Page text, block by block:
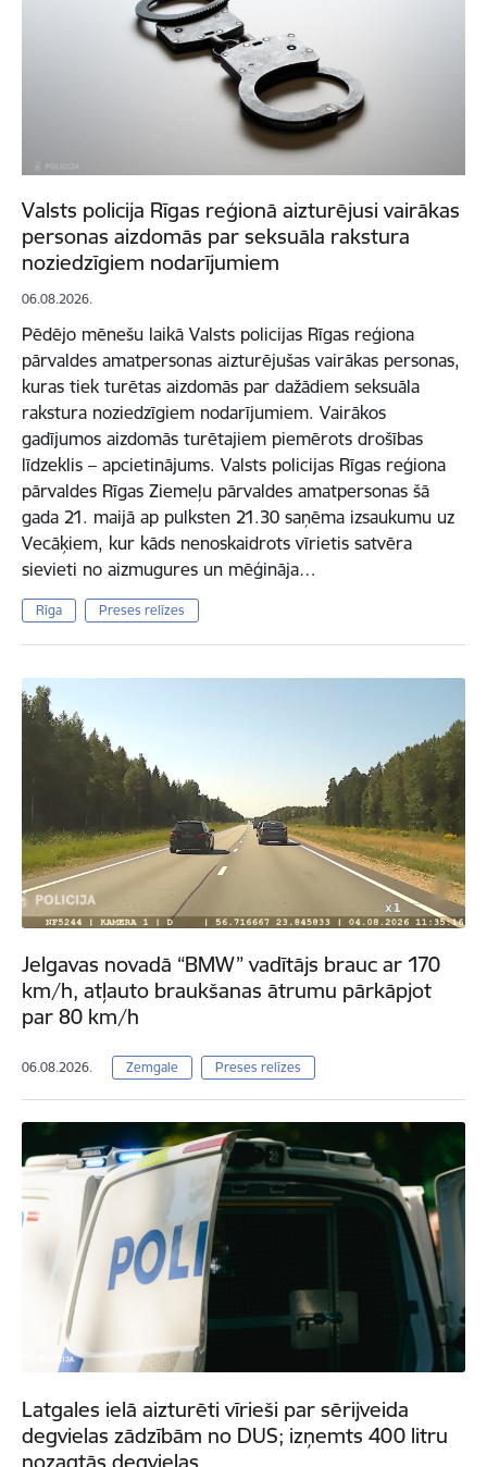
Valsts policija Rīgas reģionā aizturējusi vairākas
personas aizdomās par seksuāla rakstura
noziedzīgiem nodarījumiem
06.08.2026.
Pēdējo mēnešu laikā Valsts policijas Rīgas reģiona
pārvaldes amatpersonas aizturējušas vairākas personas,
kuras tiek turētas aizdomās par dažādiem seksuāla
rakstura noziedzīgiem nodarījumiem. Vairākos
gadījumos aizdomās turētajiem piemērots drošības
līdzeklis – apcietinājums. Valsts policijas Rīgas reģiona
pārvaldes Rīgas Ziemeļu pārvaldes amatpersonas šā
gada 21. maijā ap pulksten 21.30 saņēma izsaukumu uz
Vecāķiem, kur kāds nenoskaidrots vīrietis satvēra
sievieti no aizmugures un mēģināja…
Rīga Preses relīzes
Jelgavas novadā “BMW” vadītājs brauc ar 170
km/h, atļauto braukšanas ātrumu pārkāpjot
par 80 km/h
06.08.2026. Zemgale Preses relīzes
Latgales ielā aizturēti vīrieši par sērijveida
degvielas zādzībām no DUS; izņemts 400 litru
nozagtās degvielas